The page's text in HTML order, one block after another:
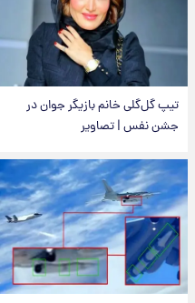
تیپ گل‌گلی خانم بازیگر جوان در
جشن نفس | تصاویر